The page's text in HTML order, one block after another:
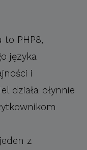
to PHP8,
języka
i
działa płynnie
z